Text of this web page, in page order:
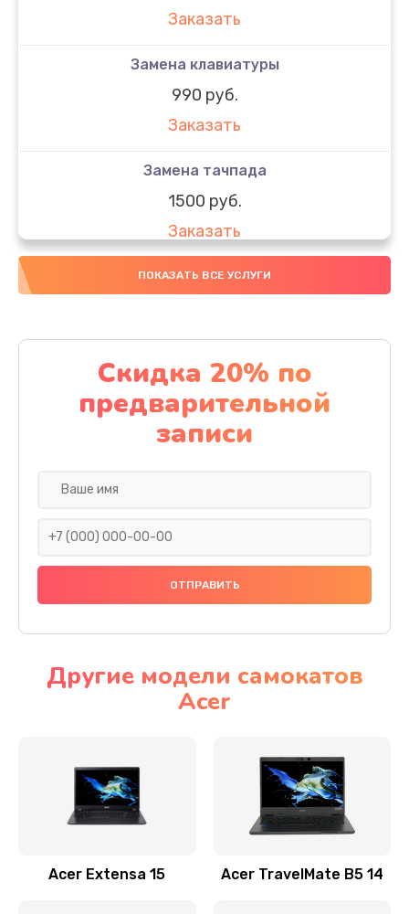
Заказать
Замена клавиатуры
990 руб.
Заказать
Замена тачпада
1500 руб.
Заказать
Замена южного моста
Заказать
Чистка от пыли
1060 руб.
Заказать
Ремонт подсветки
Настройка BIOS
Замена видеочипа
Заказать
ПОКАЗАТЬ ВСЕ УСЛУГИ
Скидка 20% по
предварительной
записи
Другие модели самокатов
Acer
Acer Extensa 15 Acer TravelMate B5 14